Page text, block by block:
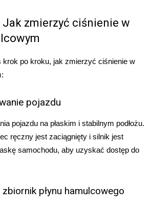
Jak zmierzyć ciśnienie w
krok po kroku, jak zmierzyć ciśnienie w
pojazdu
pojazdu na płaskim i stabilnym podłożu.
ręczny jest zaciągnięty i silnik jest
samochodu, aby uzyskać dostęp do
płynu hamulcowego